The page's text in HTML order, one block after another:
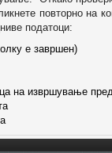
повторно на
податоци:
е завршен)
на извршување